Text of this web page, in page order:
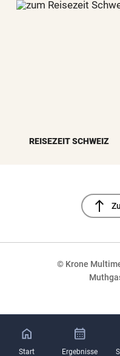
REISEZEIT SCHWEIZ
north
© Krone
Start Ergebnisse
NaN%